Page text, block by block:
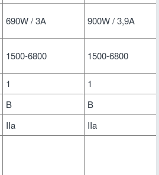
690W / 3A 900W / 3,9A
1500-6800 1500-6800
1
1
B
B
IIa
IIa